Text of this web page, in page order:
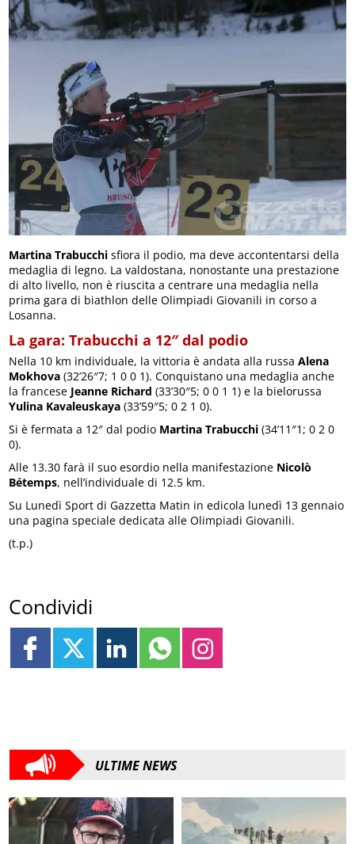
Martina Trabucchi sfiora il podio, ma deve accontentarsi della
medaglia di legno. La valdostana, nonostante una prestazione
di alto livello, non è riuscita a centrare una medaglia nella
prima gara di biathlon delle Olimpiadi Giovanili in corso a
Losanna.
La gara: Trabucchi a 12″ dal podio
Nella 10 km individuale, la vittoria è andata alla russaAlena
Mokhova (32’26″7; 1 0 0 1). Conquistano una medaglia anche
la francese Jeanne Richard (33’30″5; 0 0 1 1) e la bielorussa
Yulina Kavaleuskaya (33’59″5; 0 2 1 0).
Si è fermata a 12″ dal podio Martina Trabucchi (34’11″1; 0 2 0
0).
Alle 13.30 farà il suo esordio nella manifestazione Nicolò
Bétemps, nell’individuale di 12.5 km.
Su Lunedì Sport di Gazzetta Matin in edicola lunedì 13 gennaio
una pagina speciale dedicata alle Olimpiadi Giovanili.
(t.p.)
Condividi
ULTIME NEWS